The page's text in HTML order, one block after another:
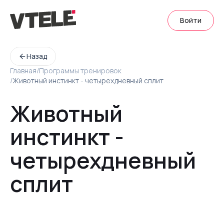
Войти
Назад
Главная/Программы тренировок
/Животный инстинкт - четырехдневный сплит
Животный
инстинкт -
четырехдневный
сплит